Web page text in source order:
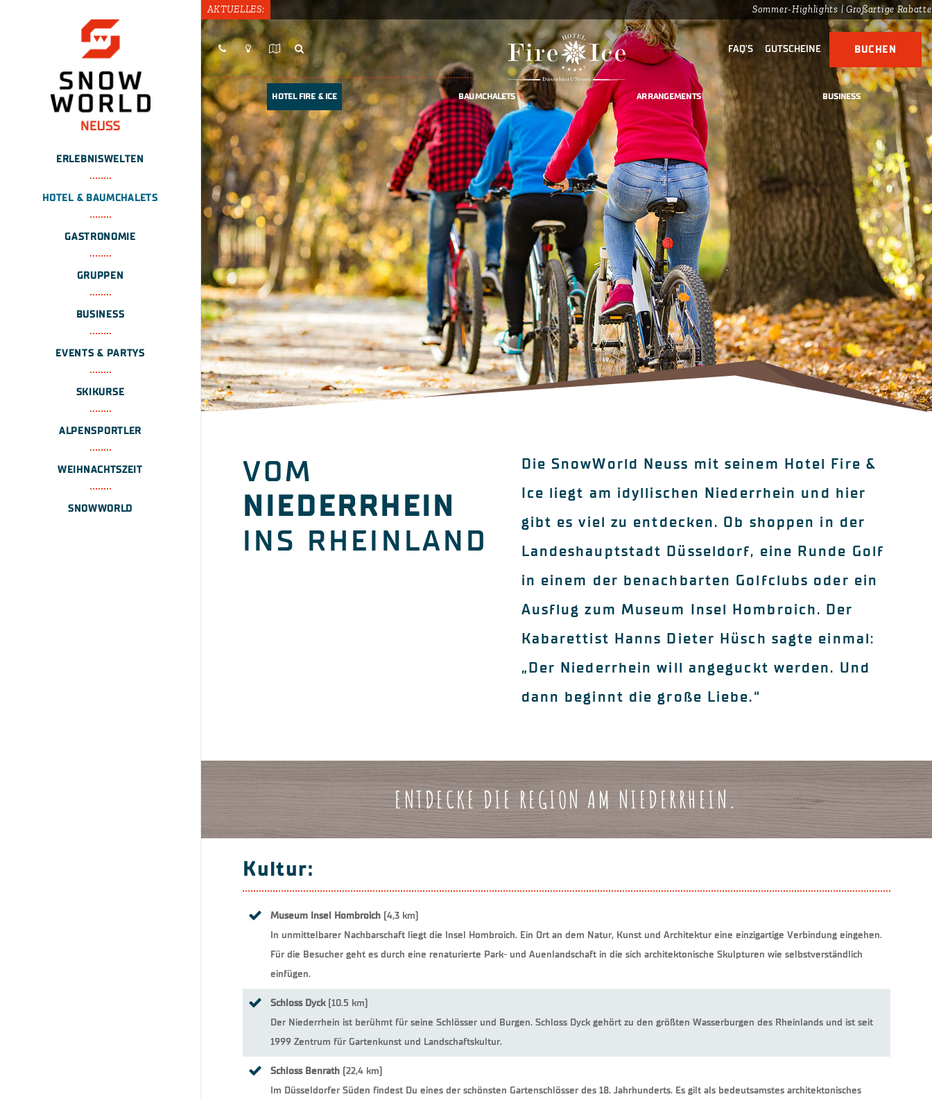
ERLEBNISWELTEN
HOTEL & BAUMCHALETS
GASTRONOMIE
GRUPPEN
BUSINESS
EVENTS & PARTYS
SKIKURSE
ALPENSPORTLER
WEIHNACHTSZEIT
SNOWWORLD
FAQ'S GUTSCHEINE BUCHEN
HOTEL FIRE & ICE BAUMCHALETS ARRANGEMENTS BUSINESS
VOM
NIEDERRHEIN
INS RHEINLAND
Die SnowWorld Neuss mit seinem Hotel Fire &
Ice liegt am idyllischen Niederrhein und hier
gibt es viel zu entdecken. Ob shoppen in der
Landeshauptstadt Düsseldorf, eine Runde Golf
in einem der benachbarten Golfclubs oder ein
Ausflug zum Museum Insel Hombroich. Der
Kabarettist Hanns Dieter Hüsch sagte einmal:
„Der Niederrhein will angeguckt werden. Und
dann beginnt die große Liebe.“
ENTDECKE DIE REGION AM NIEDERRHEIN.
Kultur:
Museum Insel Hombroich (4,3 km)
In unmittelbarer Nachbarschaft liegt die Insel Hombroich. Ein Ort an dem Natur, Kunst und Architektur eine einzigartige Verbindung eingehen.
Für die Besucher geht es durch eine renaturierte Park- und Auenlandschaft in die sich architektonische Skulpturen wie selbstverständlich
einfügen.
Schloss Dyck(10.5 km)
Der Niederrhein ist berühmt für seine Schlösser und Burgen. Schloss Dyck gehört zu den größten Wasserburgen des Rheinlands und ist seit
1999 Zentrum für Gartenkunst und Landschaftskultur.
Schloss Benrath (22,4 km)
Im Düsseldorfer Süden findest Du eines der schönsten Gartenschlösser des 18. Jahrhunderts. Es gilt als bedeutsamstes architektonisches
AKTUELLES: Sommer-Highlights | Großartige Rabatte auf